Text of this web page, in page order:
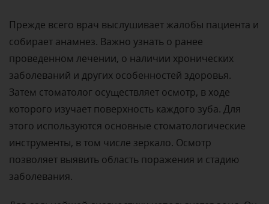
Прежде всего врач выслушивает жалобы пациента и
собирает анамнез. Важно узнать о ранее
проведенном лечении, о наличии хронических
заболеваний и других особенностей здоровья.
Затем стоматолог осуществляет осмотр, в ходе
которого изучает поверхность каждого зуба. Для
этого используются основные стоматологические
инструменты, в том числе зеркало. Осмотр
позволяет выявить область поражения и стадию
заболевания.